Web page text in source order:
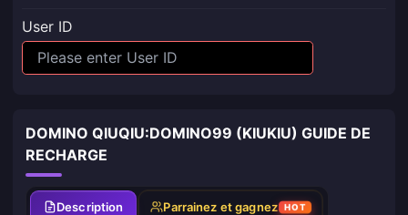
User ID
DOMINO QIUQIU:DOMINO99 (KIUKIU) GUIDE DE
RECHARGE
Description Parrainez et gagnez HOT